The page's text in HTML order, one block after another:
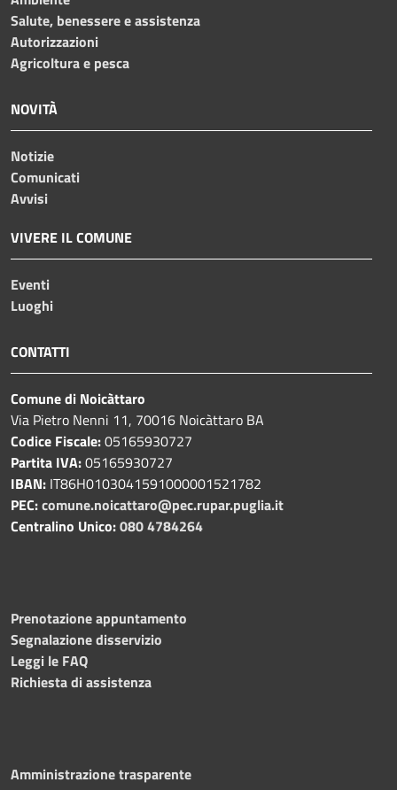
Salute, benessere e assistenza
Autorizzazioni
Agricoltura e pesca
NOVITÀ
Notizie
Comunicati
Avvisi
VIVERE IL COMUNE
Eventi
Luoghi
CONTATTI
Comune di Noicàttaro
Via Pietro Nenni 11, 70016 Noicàttaro BA
Codice Fiscale:05165930727
Partita IVA:05165930727
IBAN: IT86H0103041591000001521782
PEC:comune.noicattaro@pec.rupar.puglia.it
Centralino Unico:080 4784264
Prenotazione appuntamento
Segnalazione disservizio
Leggi le FAQ
Richiesta di assistenza
Amministrazione trasparente